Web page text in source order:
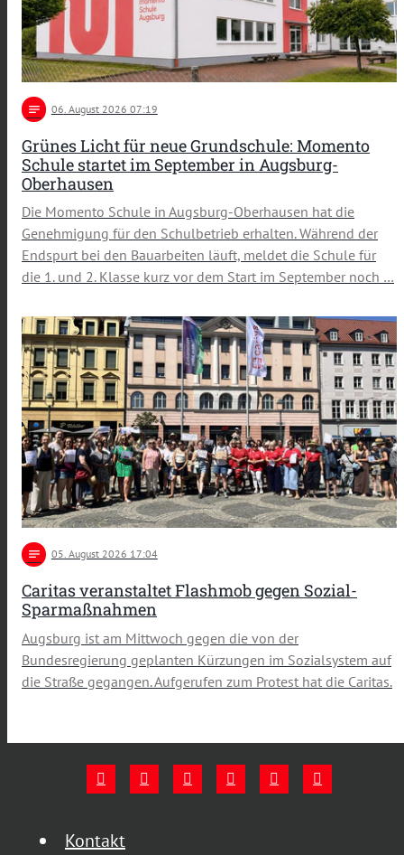
notes 06. August 2026 07:19
Grünes Licht für neue Grundschule: Momento
Schule startet im September in Augsburg-
Oberhausen
Die Momento Schule in Augsburg-Oberhausen hat die
Genehmigung für den Schulbetrieb erhalten. Während der
Endspurt bei den Bauarbeiten läuft, meldet die Schule für
die 1. und 2. Klasse kurz vor dem Start im September noch …
notes 05. August 2026 17:04
Caritas veranstaltet Flashmob gegen Sozial-
Sparmaßnahmen
Augsburg ist am Mittwoch gegen die von der
Bundesregierung geplanten Kürzungen im Sozialsystem auf
die Straße gegangen. Aufgerufen zum Protest hat die Caritas.
Kontakt